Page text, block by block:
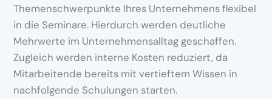
Themenschwerpunkte Ihres Unternehmens flexibel
in die Seminare. Hierdurch werden deutliche
Mehrwerte im Unternehmensalltag geschaffen.
Zugleich werden interne Kosten reduziert, da
Mitarbeitende bereits mit vertieftem Wissen in
nachfolgende Schulungen starten.